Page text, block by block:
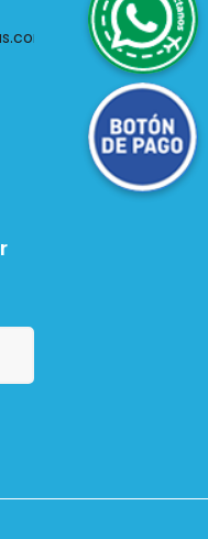
Botón de Pago